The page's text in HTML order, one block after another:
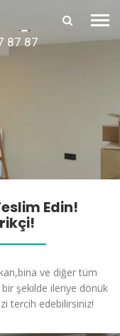
87 87
Edin!
ve diğer tüm
bir şekilde ileriye dönük
tercih edebilirsiniz!